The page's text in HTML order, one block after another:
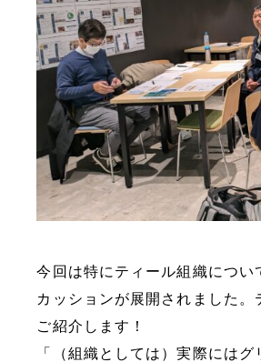
今回は特にティール組織につい
カッションが展開されました。
ご紹介します！
「（組織としては）実際には